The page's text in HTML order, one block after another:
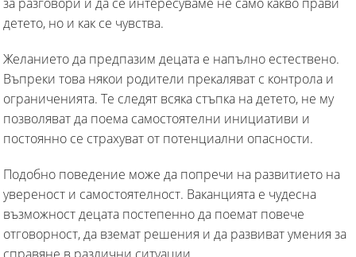
детето, но и как се чувства.
Желанието да предпазим децата е напълно естествено.
Въпреки това някои родители прекаляват с контрола и
ограниченията. Те следят всяка стъпка на детето, не му
позволяват да поема самостоятелни инициативи и
постоянно се страхуват от потенциални опасности.
Подобно поведение може да попречи на развитието на
увереност и самостоятелност. Ваканцията е чудесна
възможност децата постепенно да поемат повече
отговорност, да вземат решения и да развиват умения за
справяне в различни ситуации.